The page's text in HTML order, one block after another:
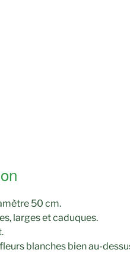
50 cm.
larges et caduques.
blanches bien au-